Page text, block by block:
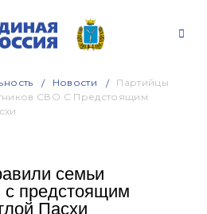
Новости
Партийцы
СВО С Предстоящим
семьи
предстоящим
Пасхи